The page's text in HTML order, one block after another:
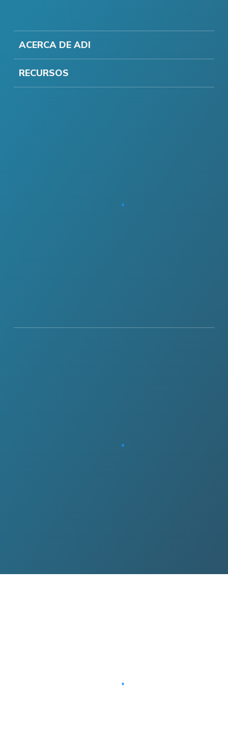
ACERCA DE ADI
RECURSOS